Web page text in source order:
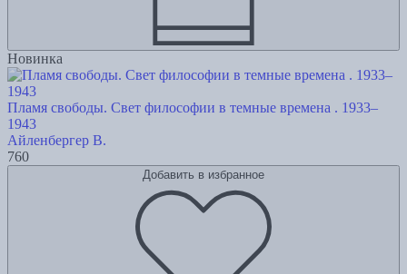
Новинка
Пламя свободы. Свет философии в темные времена . 1933–
1943
Айленбергер В.
760
Добавить в избранное